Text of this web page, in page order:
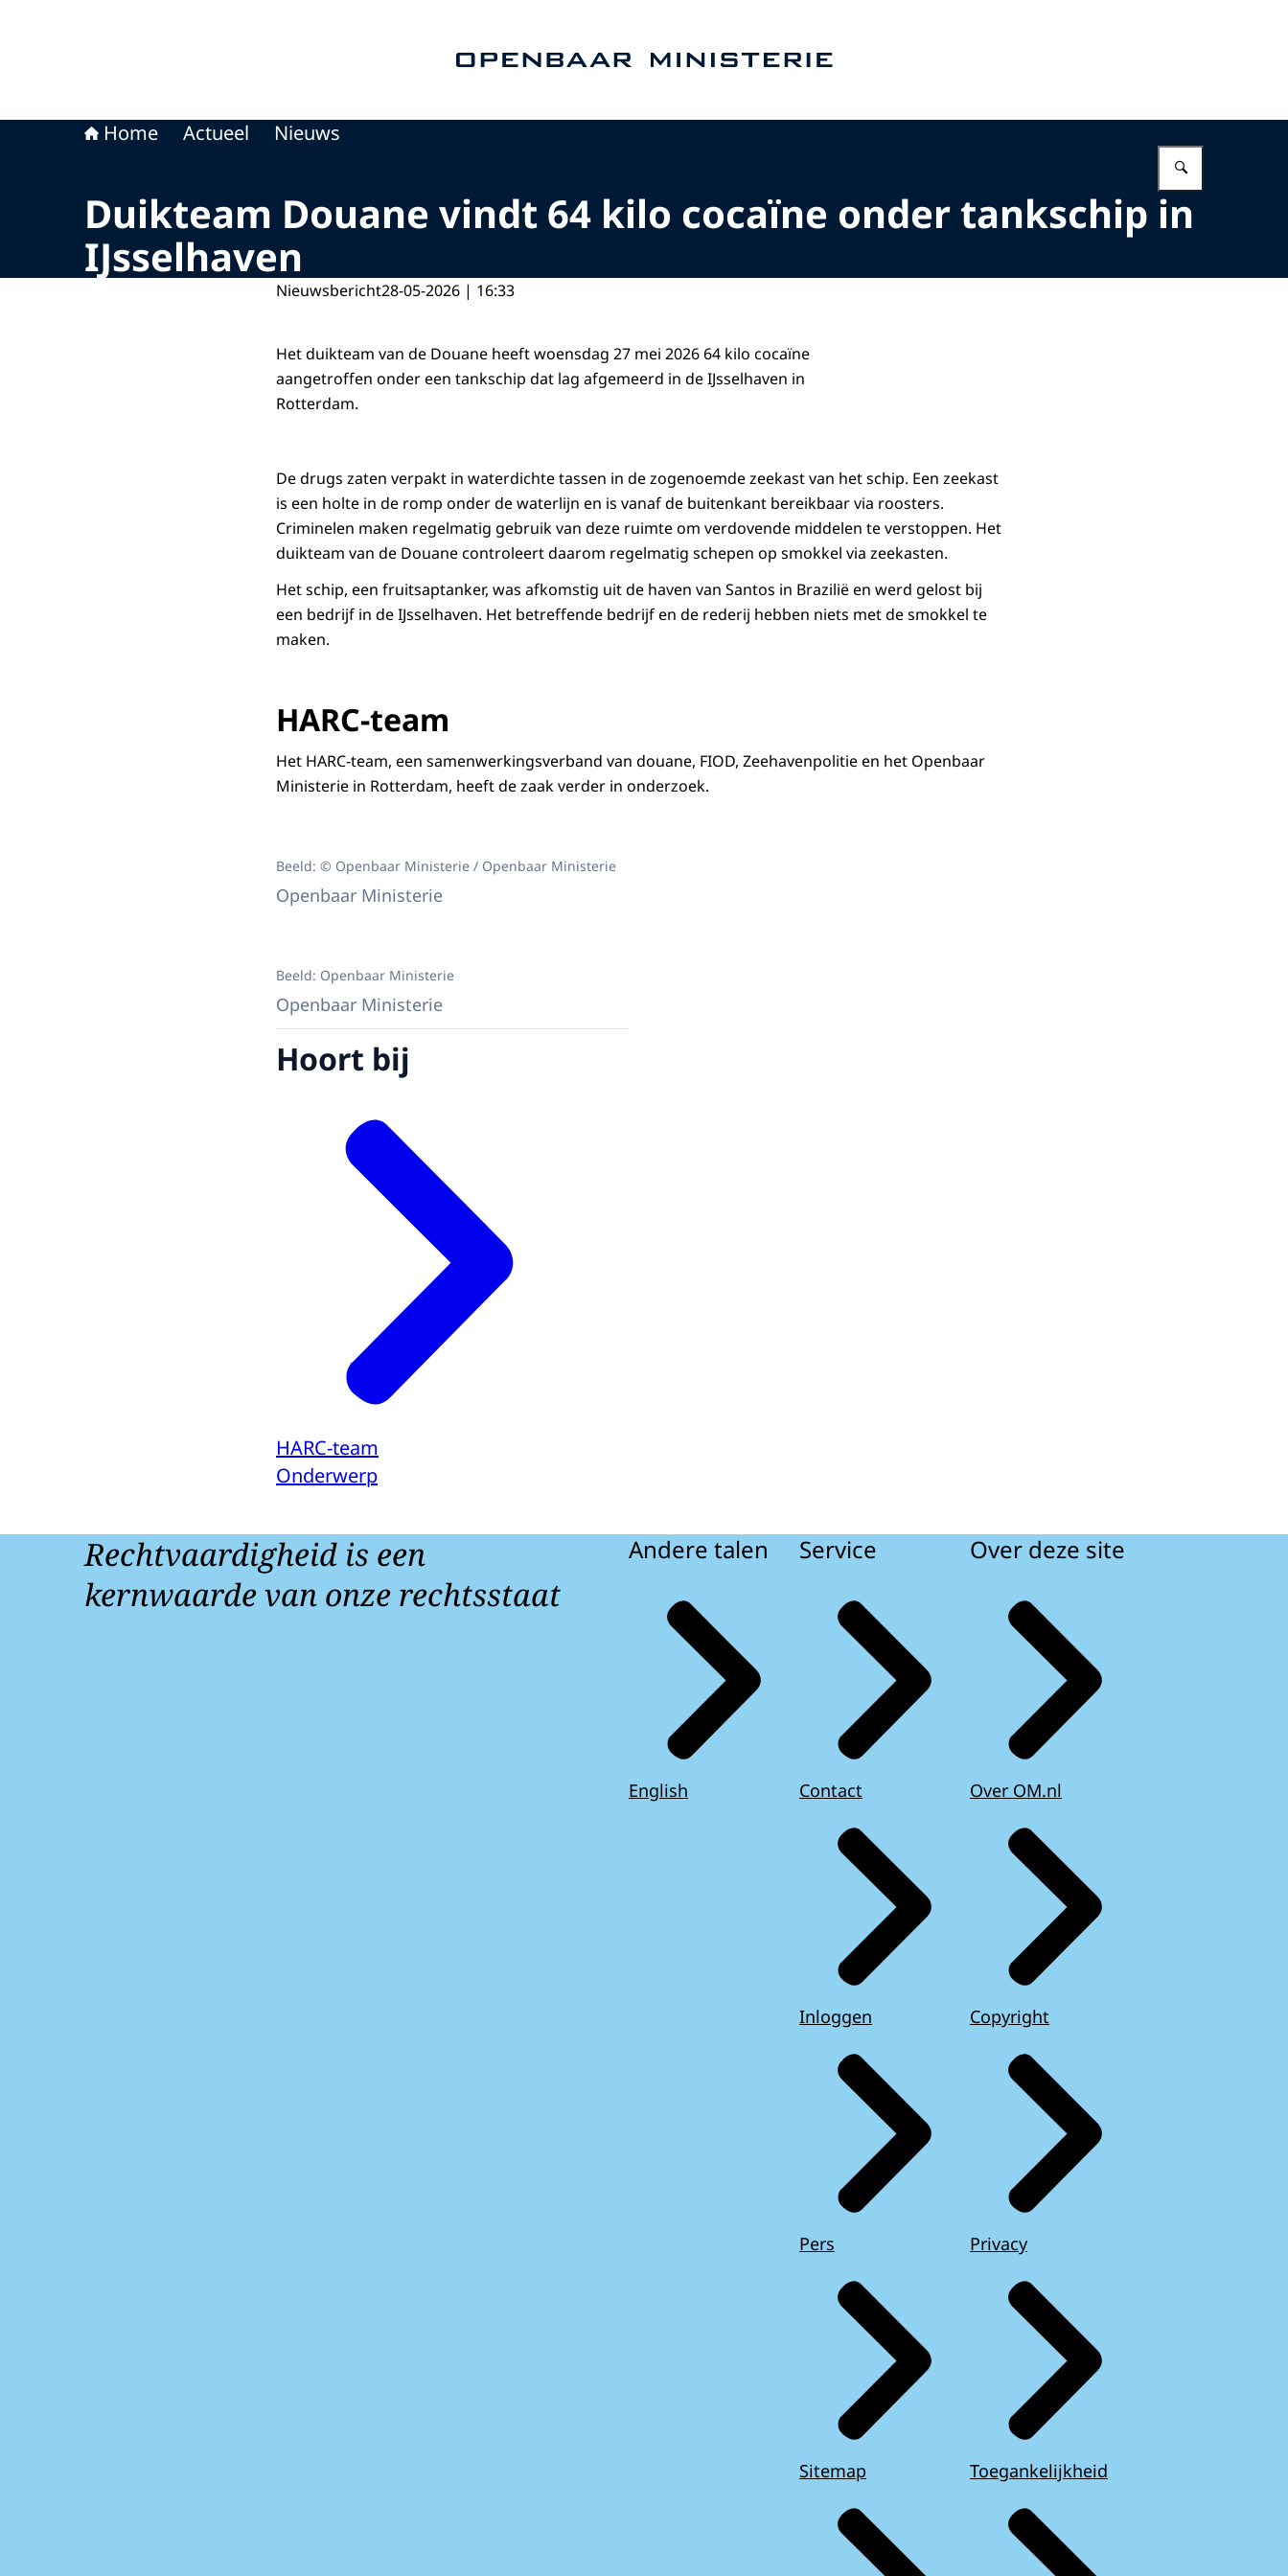
Home Actueel Nieuws
Duikteam Douane vindt 64 kilo cocaïne onder tankschip in
IJsselhaven
Nieuwsbericht28-05-2026 | 16:33
Het duikteam van de Douane heeft woensdag 27 mei 2026 64 kilo cocaïne
aangetroffen onder een tankschip dat lag afgemeerd in de IJsselhaven in
Rotterdam.
De drugs zaten verpakt in waterdichte tassen in de zogenoemde zeekast van het schip. Een zeekast
is een holte in de romp onder de waterlijn en is vanaf de buitenkant bereikbaar via roosters.
Criminelen maken regelmatig gebruik van deze ruimte om verdovende middelen te verstoppen. Het
duikteam van de Douane controleert daarom regelmatig schepen op smokkel via zeekasten.
Het schip, een fruitsaptanker, was afkomstig uit de haven van Santos in Brazilië en werd gelost bij
een bedrijf in de IJsselhaven. Het betreffende bedrijf en de rederij hebben niets met de smokkel te
maken.
HARC-team
Het HARC-team, een samenwerkingsverband van douane, FIOD, Zeehavenpolitie en het Openbaar
Ministerie in Rotterdam, heeft de zaak verder in onderzoek.
Beeld: © Openbaar Ministerie / Openbaar Ministerie
Openbaar Ministerie
Beeld: Openbaar Ministerie
Openbaar Ministerie
Hoort bij
HARC-team
Onderwerp
Rechtvaardigheid is een
kernwaarde van onze rechtsstaat
Andere talen
English
Service
Contact
Inloggen
Pers
Sitemap
Over deze site
Over OM.nl
Copyright
Privacy
Toegankelijkheid